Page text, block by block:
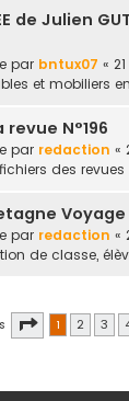
de Julien
par bntux07 «
et mobiliers
N°196
par redaction «
des revues
Voyage
par redaction «
de classe,
Page 1sur20
1 2 3